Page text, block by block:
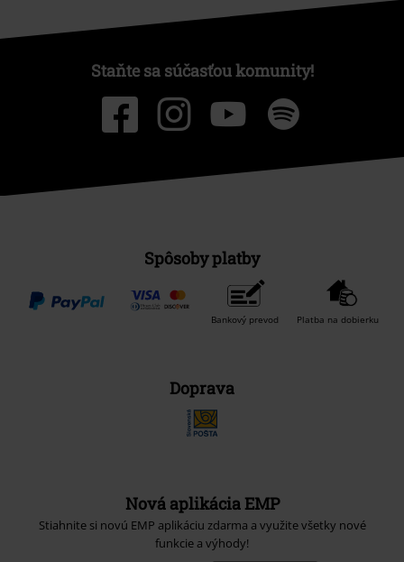
Staňte sa súčasťou komunity!
Spôsoby platby
Bankový prevod Platba na dobierku
Doprava
Nová aplikácia EMP
Stiahnite si novú EMP aplikáciu zdarma a využite všetky nové
funkcie a výhody!